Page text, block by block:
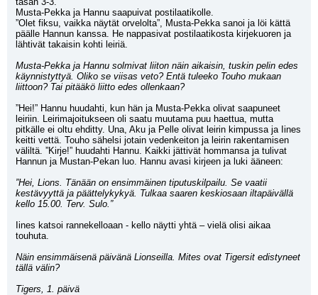
Musta-Pekka ja Hannu saapuivat postilaatikolle.
”Olet fiksu, vaikka näytät orvelolta”, Musta-Pekka sanoi ja löi kättä
päälle Hannun kanssa. He nappasivat postilaatikosta kirjekuoren ja
lähtivät takaisin kohti leiriä.
Musta-Pekka ja Hannu solmivat liiton näin aikaisin, tuskin pelin edes
käynnistyttyä. Oliko se viisas veto? Entä tuleeko Touho mukaan
liittoon? Tai pitääkö liitto edes ollenkaan?
”Hei!” Hannu huudahti, kun hän ja Musta-Pekka olivat saapuneet
leiriin. Leirimajoitukseen oli saatu muutama puu haettua, mutta
pitkälle ei oltu ehditty. Una, Aku ja Pelle olivat leirin kimpussa ja Iines
keitti vettä. Touho sähelsi jotain vedenkeiton ja leirin rakentamisen
väliltä. ”Kirje!” huudahti Hannu. Kaikki jättivät hommansa ja tulivat
Hannun ja Mustan-Pekan luo. Hannu avasi kirjeen ja luki ääneen:
”Hei, Lions. Tänään on ensimmäinen tiputuskilpailu. Se vaatii
kestävyyttä ja päättelykykyä. Tulkaa saaren keskiosaan iltapäivällä
kello 15.00. Terv. Sulo.”
Iines katsoi rannekelloaan - kello näytti yhtä – vielä olisi aikaa
touhuta.
Näin ensimmäisenä päivänä Lionseilla. Mites ovat Tigersit edistyneet
tällä välin?
Tigers, 1. päivä